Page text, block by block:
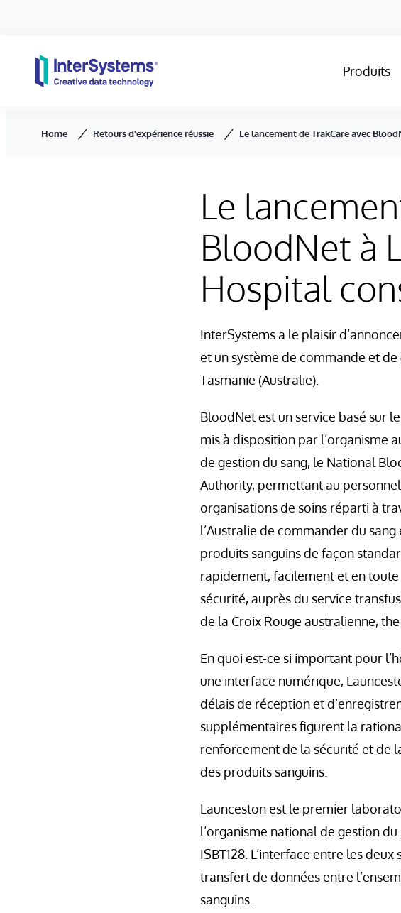
Produits
Home Retours d'expérience réussie Le lancement de TrakCare avec
Le
BloodNet à
Hospital
InterSystems a le plaisir
et un système de commande et
Tasmanie (Australie).
BloodNet est un service basé sur
mis à disposition par l’organisme
de gestion du sang, le National
Authority, permettant au
organisations de soins réparti à
l’Australie de commander du sang
produits sanguins de façon
rapidement, facilement et en toute
sécurité, auprès du service
de la Croix Rouge australienne,
En quoi est-ce si important pour
une interface numérique,
délais de réception et
supplémentaires figurent la
renforcement de la sécurité et de
des produits sanguins.
Launceston est le premier
l’organisme national de gestion
ISBT128. L’interface entre les
transfert de données entre
sanguins.